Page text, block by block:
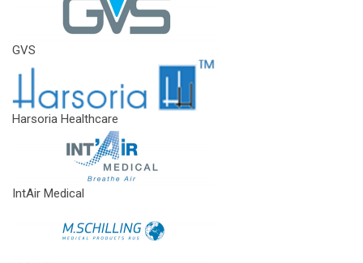
GVS
Harsoria Healthcare
IntAir Medical